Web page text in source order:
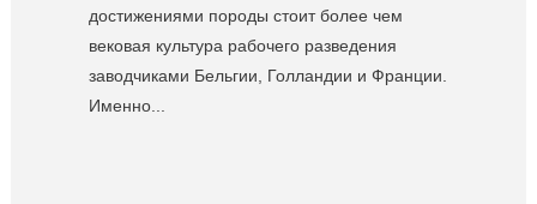
достижениями породы стоит более чем
вековая культура рабочего разведения
заводчиками Бельгии, Голландии и Франции.
Именно...